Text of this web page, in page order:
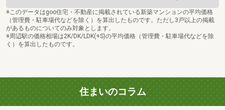
※このデータはgoo住宅・不動産に掲載されている新築マンションの平均価格
（管理費・駐車場代などを除く）を算出したものです。ただし3戸以上の掲載
があるものについてのみ対象とします。
※周辺駅の価格相場は2K/DK/LDK(+S)の平均価格（管理費・駐車場代などを除
く）を算出したものです。
住まいのコラム